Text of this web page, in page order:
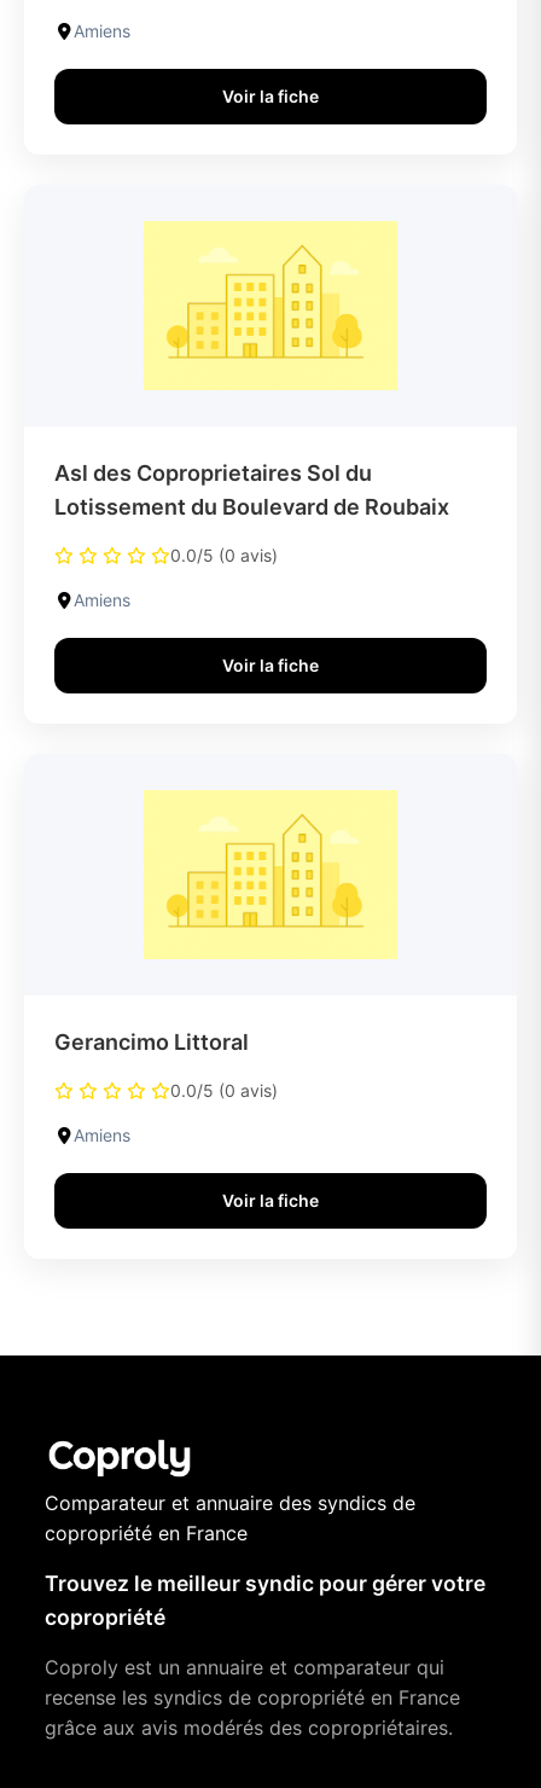
Amiens
Voir la fiche
Asl des Coproprietaires Sol du
Lotissement du Boulevard de Roubaix
0.0/5 (0 avis)
Amiens
Voir la fiche
Gerancimo Littoral
0.0/5 (0 avis)
Amiens
Voir la fiche
Comparateur et annuaire des syndics de
copropriété en France
Trouvez le meilleur syndic pour gérer votre
copropriété
Coproly est un annuaire et comparateur qui
recense les syndics de copropriété en France
grâce aux avis modérés des copropriétaires.